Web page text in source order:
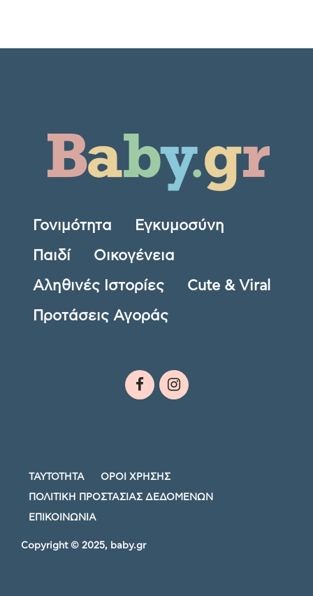
Γονιμότητα Εγκυμοσύνη
Παιδί Οικογένεια
Αληθινές Ιστορίες Cute & Viral
Προτάσεις Αγοράς
ΤΑΥΤΟΤΗΤΑ ΟΡΟΙ ΧΡΗΣΗΣ
ΠΟΛΙΤΙΚΗ ΠΡΟΣΤΑΣΙΑΣ ΔΕΔΟΜΕΝΩΝ
ΕΠΙΚΟΙΝΩΝΙΑ
Copyright © 2025, baby.gr